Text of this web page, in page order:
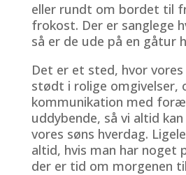
eller rundt om bordet til
frokost. Der er sanglege
så er de ude på en gåtur
Det er et sted, hvor
stødt i rolige omgivelser,
kommunikation med
uddybende, så vi altid
vores søns hverdag.
altid, hvis man har noget
der er tid om morgenen